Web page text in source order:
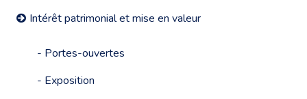
Intérêt patrimonial et mise en valeur
- Portes-ouvertes
- Exposition